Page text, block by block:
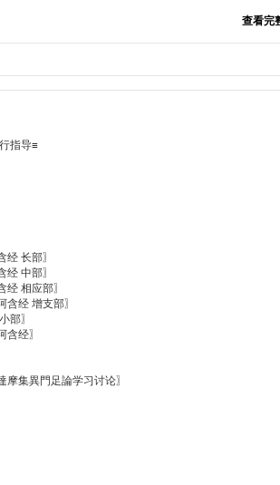
查看完
指导≡
经 长部〗
经 中部〗
经 相应部〗
含经 增支部〗
部〗
含经〗
摩集異門足論学习讨论〗